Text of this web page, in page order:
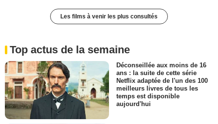
Les films à venir les plus consultés
Top actus de la semaine
Déconseillée aux moins de 16
ans : la suite de cette série
Netflix adaptée de l'un des 100
meilleurs livres de tous les
temps est disponible
aujourd'hui